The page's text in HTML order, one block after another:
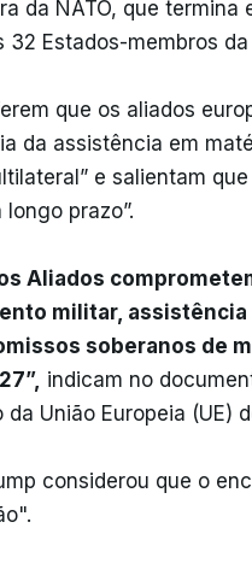
da NATO, que
32 Estados-membros
que os aliados
da assistência em
e salientam
prazo”.
Aliados
militar, assistência
soberanos de
indicam no
da União Europeia (UE)
considerou que o